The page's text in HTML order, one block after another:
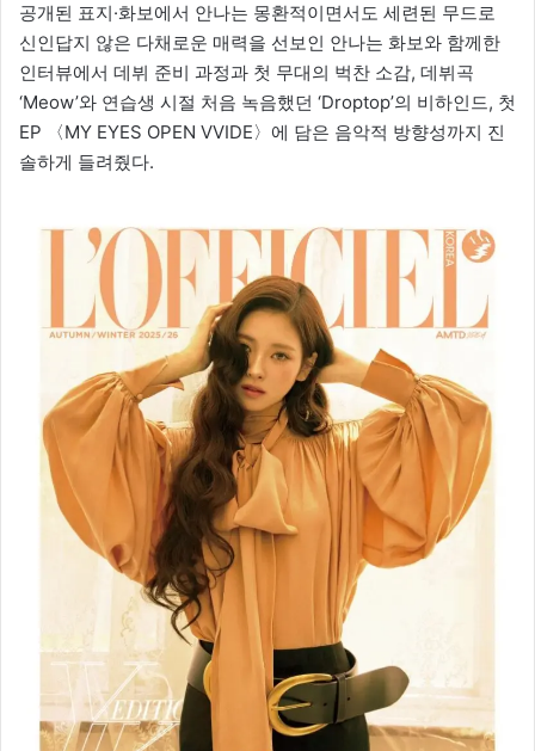
공개된 표지·화보에서 안나는 몽환적이면서도 세련된 무드로
신인답지 않은 다채로운 매력을 선보인 안나는 화보와 함께한
인터뷰에서 데뷔 준비 과정과 첫 무대의 벅찬 소감, 데뷔곡
‘Meow’와 연습생 시절 처음 녹음했던 ‘Droptop’의 비하인드, 첫
EP 〈MY EYES OPEN VVIDE〉에 담은 음악적 방향성까지 진
솔하게 들려줬다.